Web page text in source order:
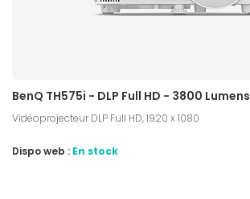
BenQ TH575i - DLP Full HD - 3800 Lumens
Vidéoprojecteur DLP Full HD, 1920 x 1080
Dispo web : En stock